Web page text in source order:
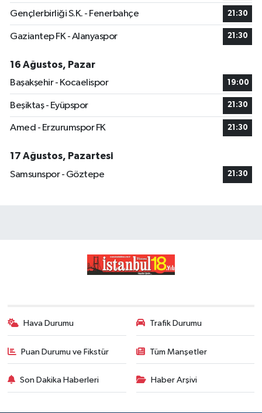
Gençlerbirliği S.K. - Fenerbahçe 21:30
Gaziantep FK - Alanyaspor 21:30
16 Ağustos, Pazar
Başakşehir - Kocaelispor
19:00
Beşiktaş - Eyüpspor 21:30
Amed - Erzurumspor FK 21:30
17 Ağustos, Pazartesi
Samsunspor - Göztepe
21:30
Hava Durumu Trafik Durumu
Puan Durumu ve Fikstür Tüm Manşetler
Son Dakika Haberleri Haber Arşivi